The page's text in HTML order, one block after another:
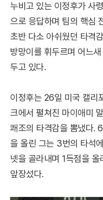
누비고 있는 이정후가 사
으로 응답하며 팀의 핵심
초반 다소 아쉬웠던 타격
방망이를 휘두르며 어느
두고 있다.
이정후는 26일 미국 캘리
크에서 펼쳐진 마이애미
쾌조의 타격감을 뽐냈다.
을 올린 그는 3번의 타석
넷을 골라내며 1득점을 올
앞장섰다.